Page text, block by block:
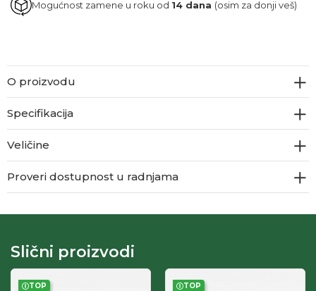
Mogućnost zamene u roku od 14 dana (osim za donji veš)
O proizvodu
Specifikacija
Veličine
Proveri dostupnost u radnjama
Slični proizvodi
TOP TOP